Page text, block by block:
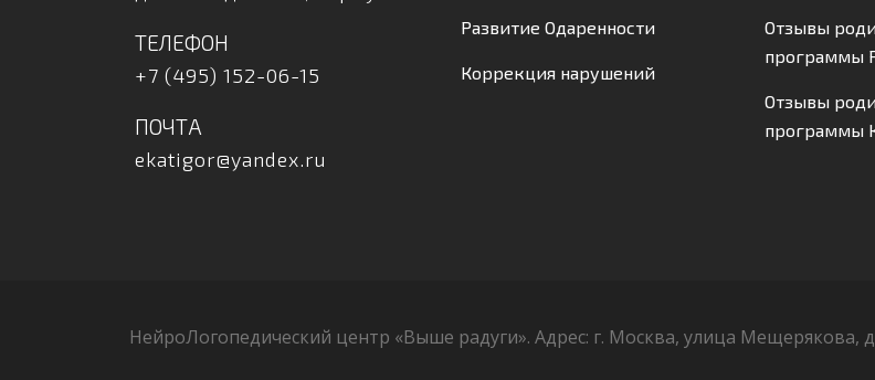
ТЕЛЕФОН
+7 (495) 152-06-15
ПОЧТА
ekatigor@yandex.ru
Развитие Одаренности
Коррекция нарушений
Отзывы
программы
Отзывы
программы
НейроЛогопедический центр «Выше радуги». Адрес: г. Москва, улица Мещерякова,